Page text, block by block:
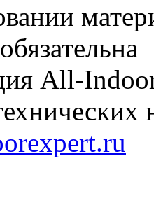
All-